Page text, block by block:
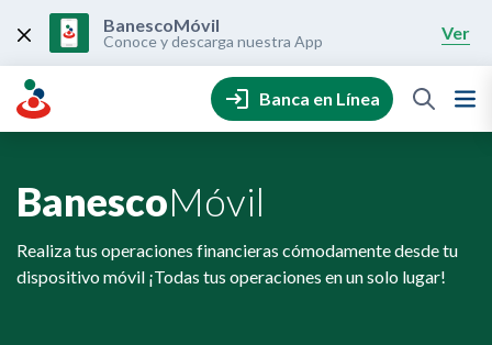
content
BanescoMóvil
Conoce y descarga nuestra App Ver
Banca en Línea
BanescoMóvil
Realiza tus operaciones financieras cómodamente desde tu
dispositivo móvil ¡Todas tus operaciones en un solo lugar!